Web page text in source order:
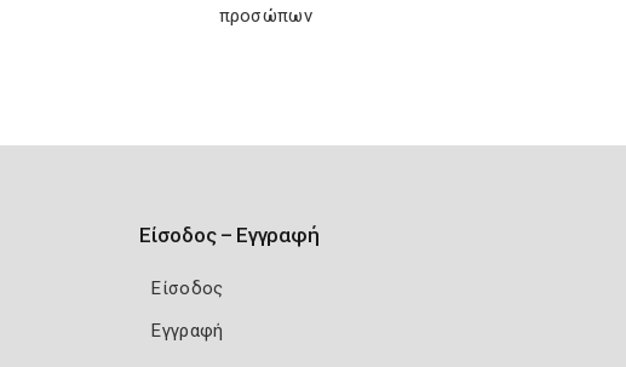
προσώπων
Είσοδος – Εγγραφή
Είσοδος
Εγγραφή